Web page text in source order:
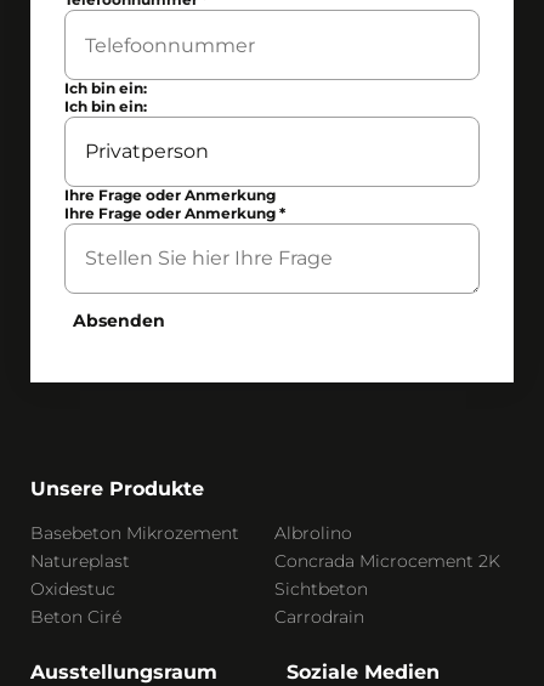
Ich bin ein:
Ich bin ein:
Ihre Frage oder Anmerkung
Ihre Frage oder Anmerkung*
Absenden
Unsere Produkte
Basebeton Mikrozement
Albrolino
Natureplast
Concrada Microcement 2K
Oxidestuc
Sichtbeton
Beton Ciré
Carrodrain
Ausstellungsraum Soziale Medien